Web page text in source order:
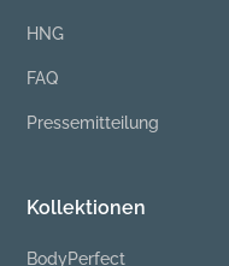
HNG
FAQ
Pressemitteilung
Kollektionen
BodyPerfect